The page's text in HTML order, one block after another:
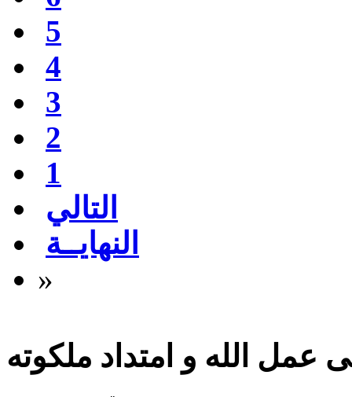
5
4
3
2
1
التالي
النهايــة
»
عمل الله و امتداد ملكوته